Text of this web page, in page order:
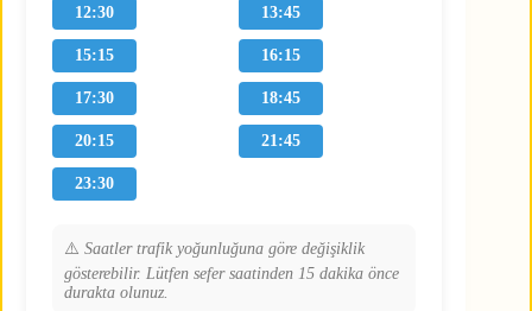
12:30 13:45
15:15 16:15
17:30 18:45
20:15 21:45
23:30
⚠️ Saatler trafik yoğunluğuna göre değişiklik
gösterebilir. Lütfen sefer saatinden 15 dakika önce
durakta olunuz.